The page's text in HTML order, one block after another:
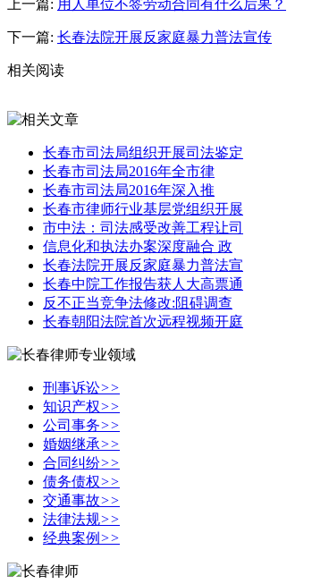
上一篇: 用人单位不签劳动合同有什么后果？
下一篇: 长春法院开展反家庭暴力普法宣传
相关阅读
长春市司法局组织开展司法鉴定
长春市司法局2016年全市律
长春市司法局2016年深入推
长春市律师行业基层党组织开展
市中法：司法感受改善工程让司
信息化和执法办案深度融合 政
长春法院开展反家庭暴力普法宣
长春中院工作报告获人大高票通
反不正当竞争法修改:阻碍调查
长春朝阳法院首次远程视频开庭
刑事诉讼>>
知识产权>>
公司事务>>
婚姻继承>>
合同纠纷>>
债务债权>>
交通事故>>
法律法规>>
经典案例 >>